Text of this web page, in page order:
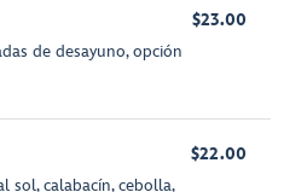
de desayuno, opción
$23.00
sol, calabacín, cebolla,
$22.00